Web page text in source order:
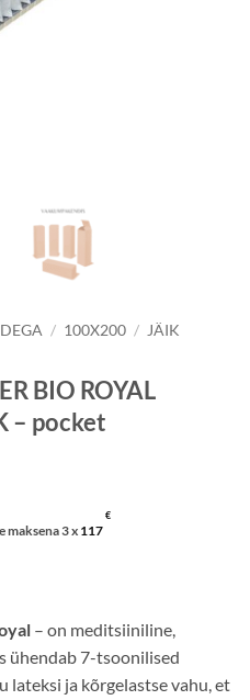
/ 100X200 / JÄIK
BIO ROYAL
– pocket
maksena 3 x 117
€
– on meditsiiniline,
ühendab 7-tsoonilised
ja kõrgelastse vahu, et